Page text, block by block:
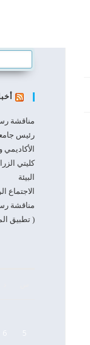
مناقشة
رئيس
كليتي
البيئة
الاجتماع
مناقشة
( تطبيق
5
6